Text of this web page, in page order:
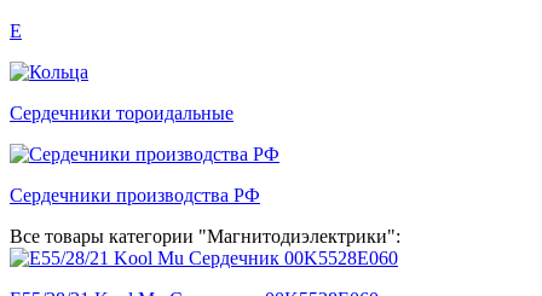
E
Сердечники тороидальные
Сердечники производства РФ
Все товары категории "Магнитодиэлектрики":